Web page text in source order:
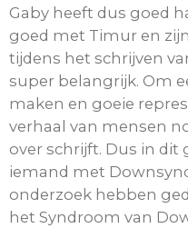
Gaby heeft dus goed
goed met Timur en
tijdens het schrijven
super belangrijk. Om
maken en goeie
verhaal van mensen
over schrijft. Dus in dit
iemand met
onderzoek hebben
het Syndroom van